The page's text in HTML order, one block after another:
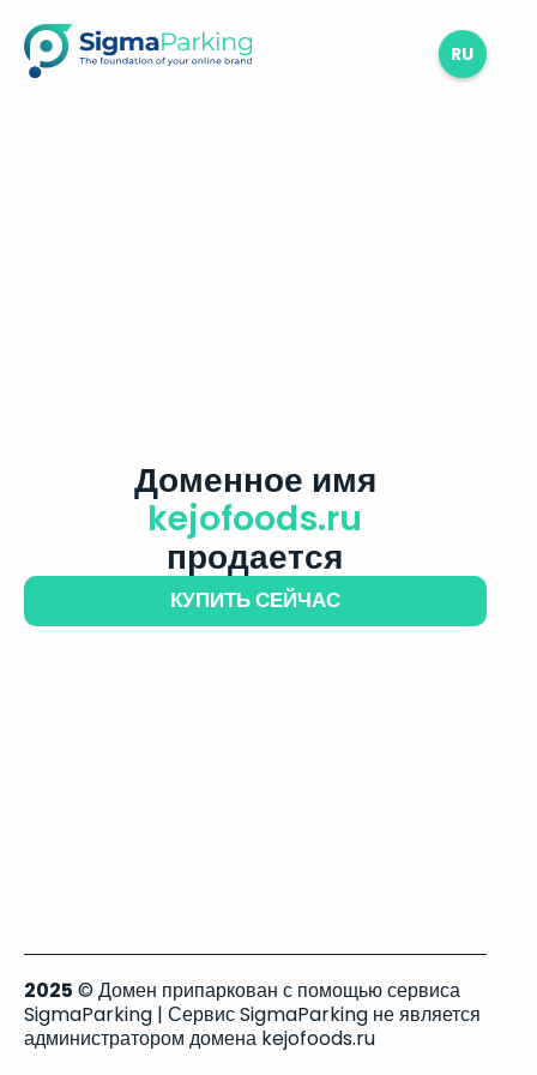
RU
Доменное имя
kejofoods.ru
продается
КУПИТЬ СЕЙЧАС
2025 © Домен припаркован с помощью сервиса
SigmaParking | Сервис SigmaParking не является
администратором домена kejofoods.ru